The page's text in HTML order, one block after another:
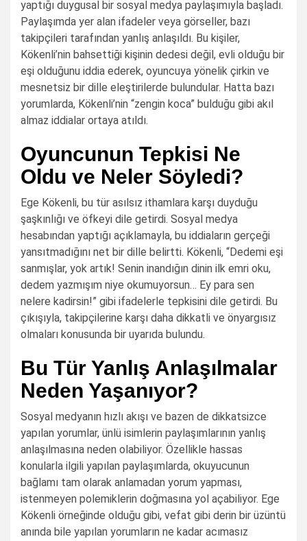
yaptığı duygusal bir sosyal medya paylaşımıyla başladı.
Paylaşımda yer alan ifadeler veya görseller, bazı
takipçileri tarafından yanlış anlaşıldı. Bu kişiler,
Kökenli’nin bahsettiği kişinin dedesi değil, evli olduğu bir
eşi olduğunu iddia ederek, oyuncuya yönelik çirkin ve
mesnetsiz bir dille eleştirilerde bulundular. Hatta bazı
yorumlarda, Kökenli’nin “zengin koca” bulduğu gibi akıl
almaz iddialar ortaya atıldı.
Oyuncunun Tepkisi Ne
Oldu ve Neler Söyledi?
Ege Kökenli, bu tür asılsız ithamlara karşı duyduğu
şaşkınlığı ve öfkeyi dile getirdi. Sosyal medya
hesabından yaptığı açıklamayla, bu iddiaların gerçeği
yansıtmadığını net bir dille belirtti. Kökenli, “Dedemi eşi
sanmışlar, yok artık! Senin inandığın dinin ilk emri oku,
dedem yazmışım niye okumuyorsun… Ey para sen
nelere kadirsin!” gibi ifadelerle tepkisini dile getirdi. Bu
çıkışıyla, takipçilerine karşı daha dikkatli ve önyargısız
olmaları konusunda bir uyarıda bulundu.
Bu Tür Yanlış Anlaşılmalar
Neden Yaşanıyor?
Sosyal medyanın hızlı akışı ve bazen de dikkatsizce
yapılan yorumlar, ünlü isimlerin paylaşımlarının yanlış
anlaşılmasına neden olabiliyor. Özellikle hassas
konularla ilgili yapılan paylaşımlarda, okuyucunun
bağlamı tam olarak anlamadan yorum yapması,
istenmeyen polemiklerin doğmasına yol açabiliyor. Ege
Kökenli örneğinde olduğu gibi, vefat gibi derin bir üzüntü
anında bile yapılan yorumların ne kadar acımasız